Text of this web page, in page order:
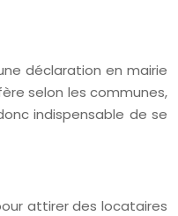
déclaration en mairie
selon les communes,
indispensable de se
attirer des locataires